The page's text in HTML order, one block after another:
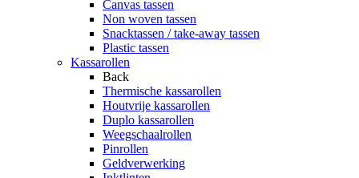
Canvas tassen
Non woven tassen
Snacktassen / take-away tassen
Plastic tassen
Kassarollen
Back
Thermische kassarollen
Houtvrije kassarollen
Duplo kassarollen
Weegschaalrollen
Pinrollen
Geldverwerking